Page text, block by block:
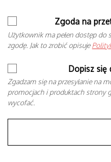
Zgoda na
Użytkownik ma pełen dostęp
zgodę. Jak to zrobić opisuje
Dopisz się
Zgadzam się na przesyłanie na
promocjach i produktach strony
wycofać.